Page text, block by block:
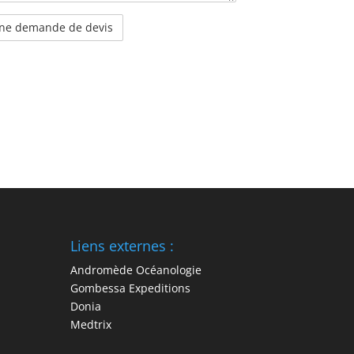
Liens externes :
Andromède Océanologie
Gombessa Expeditions
Donia
Medtrix